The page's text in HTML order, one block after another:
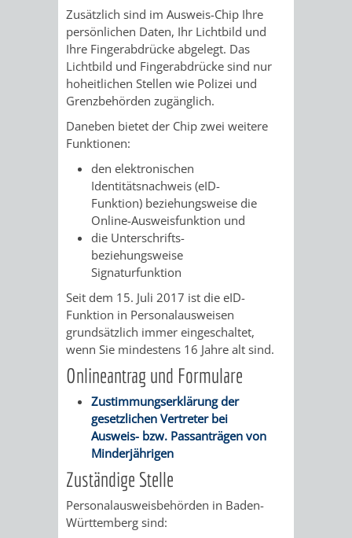
AUFGABEN
DER
UNTEREN
DENKMALSCHUTZBEHÖRDE
STEUERVORTEILE
SATZUNGEN
IM
BEREICH
DENKMALSCHUTZ
GENEHMIGUNGSVERFAHREN
TAG
DES
OFFENEN
DENKMALS
STÄDTISCHER
BAUPLÄTZE
VERKAUF
STÄDTISCHER
/
LIEGENSCHAFTEN
ABWASSERBESEITIGUNG
ERSCHLIESSUNGSBEITRAG
ANTRAGSVERFAHREN
VERMIETE
DOCH
AN
DEINE
STADT
BÜRGERMEISTER
/
DEZERNATE
ÄMTER
UND
BÄDER(PLANUNG
Zusätzlich sind im Ausweis-Chip Ihre
persönlichen Daten, Ihr Lichtbild und
Ihre Fingerabdrücke abgelegt. Das
Lichtbild und Fingerabdrücke sind nur
hoheitlichen Stellen wie Polizei und
Grenzbehörden zugänglich.
Daneben bietet der Chip zwei weitere
Funktionen:
den elektronischen
Identitätsnachweis (eID-
Funktion) beziehungsweise die
Online-Ausweisfunktion und
die Unterschrifts-
beziehungsweise
Signaturfunktion
Seit dem 15. Juli 2017 ist die eID-
Funktion in Personalausweisen
grundsätzlich immer eingeschaltet,
wenn Sie mindestens 16 Jahre alt sind.
Onlineantrag und Formulare
Zustimmungserklärung der
gesetzlichen Vertreter bei
Ausweis- bzw. Passanträgen von
Minderjährigen
Zuständige Stelle
Personalausweisbehörden in Baden-
Württemberg sind: